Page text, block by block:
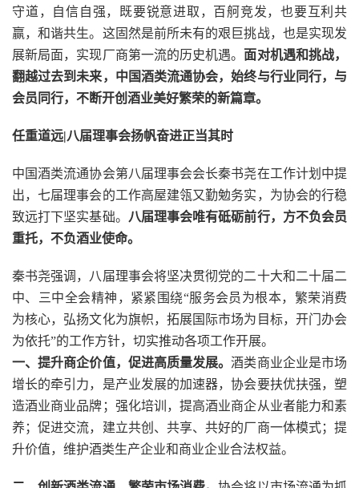
守道，自信自强，既要锐意进取，百舸竞发，也要互利共
赢，和谐共生。这固然是前所未有的艰巨挑战，也是实现发
展新局面，实现厂商第一流的历史机遇。 面对机遇和挑战，
翻越过去到未来，中国酒类流通协会，始终与行业同行，与
会员同行，不断开创酒业美好繁荣的新篇章。
任重道远|八届理事会扬帆奋进正当其时
中国酒类流通协会第八届理事会会长秦书尧在工作计划中提
出，七届理事会的工作高屋建瓴又勤勉务实，为协会的行稳
致远打下坚实基础。 八届理事会唯有砥砺前行，方不负会员
重托，不负酒业使命。
秦书尧强调，八届理事会将坚决贯彻党的二十大和二十届二
中、三中全会精神，紧紧围绕“服务会员为根本，繁荣消费
为核心，弘扬文化为旗帜，拓展国际市场为目标，开门办会
为依托”的工作方针，切实推动各项工作开展。
一、提升商企价值，促进高质量发展。酒类商业企业是市场
增长的牵引力，是产业发展的加速器，协会要扶优扶强，塑
造酒业商业品牌；强化培训，提高酒业商企从业者能力和素
养；促进交流，建立共创、共享、共好的厂商一体模式；提
升价值，维护酒类生产企业和商业企业合法权益。